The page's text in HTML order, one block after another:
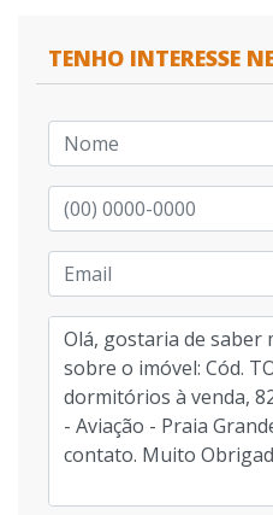
TENHO INTERESSE